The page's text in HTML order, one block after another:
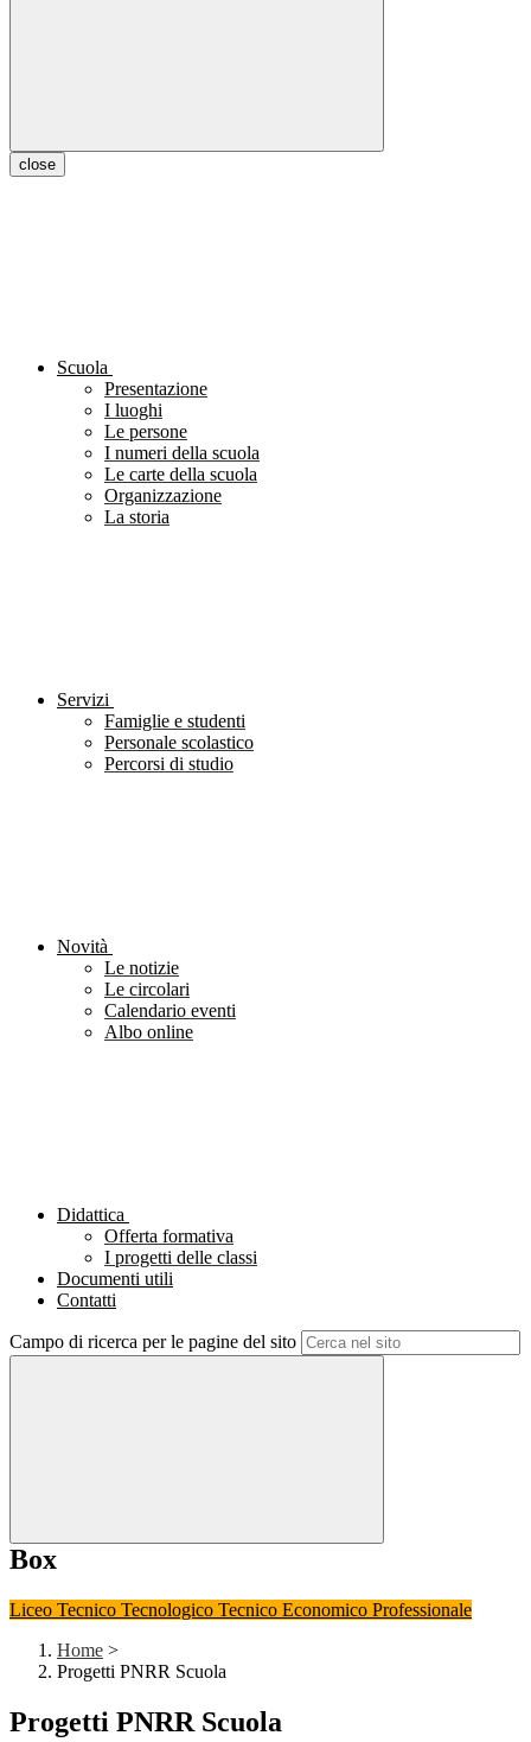
close
Scuola
Presentazione
I luoghi
Le persone
I numeri della scuola
Le carte della scuola
Organizzazione
La storia
Servizi
Famiglie e studenti
Personale scolastico
Percorsi di studio
Novità
Le notizie
Le circolari
Calendario eventi
Albo online
Didattica
Offerta formativa
I progetti delle classi
Documenti utili
Contatti
Campo di ricerca per le pagine del sito
Box
Liceo Tecnico Tecnologico Tecnico Economico Professionale
Home >
Progetti PNRR Scuola
Progetti PNRR Scuola